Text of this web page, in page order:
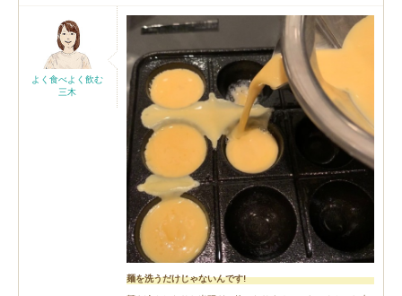
よく食べよく飲む
三木
麺を洗うだけじゃないんです!